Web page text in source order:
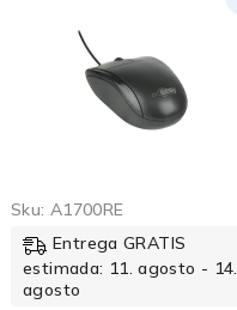
Sku: A1700RE
Entrega GRATIS
estimada: 11. agosto - 14.
agosto